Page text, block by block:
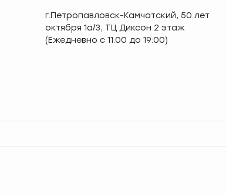
г.Петропавловск-Камчатский, 50 лет
октября 1а/3, ТЦ Диксон 2 этаж
(Ежедневно с 11:00 до 19:00)